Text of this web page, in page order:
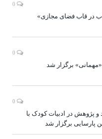
در قاب فضای مجازی»
برگزار شد
پژوهش در ادبیات کودک با
پارسایی برگزار شد